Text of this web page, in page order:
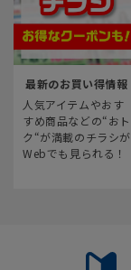
最新のお買い得情報
人気アイテムやおす
すめ商品などの“おト
ク“が満載のチラシが
Webでも見られる！